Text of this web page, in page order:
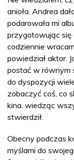
anioła. Andrea
podarowała mi
przygotowując się
codziennie
powiedział aktor.
postać w równym
do dyspozycji
zobaczyć coś, co
kina, wiedząc
stwierdził.
Obecny podczas
myślami do